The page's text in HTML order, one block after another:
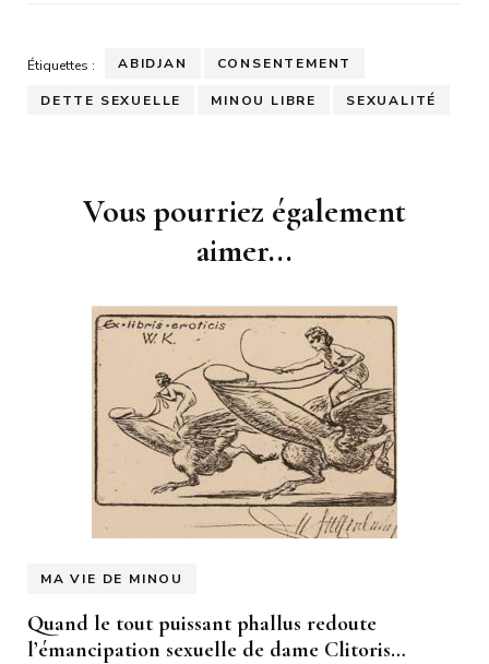
Étiquettes : ABIDJAN CONSENTEMENT
DETTE SEXUELLE MINOU LIBRE SEXUALITÉ
Navigation
Vous pourriez également
aimer...
MA VIE DE MINOU
Quand le tout puissant phallus redoute
l’émancipation sexuelle de dame Clitoris…